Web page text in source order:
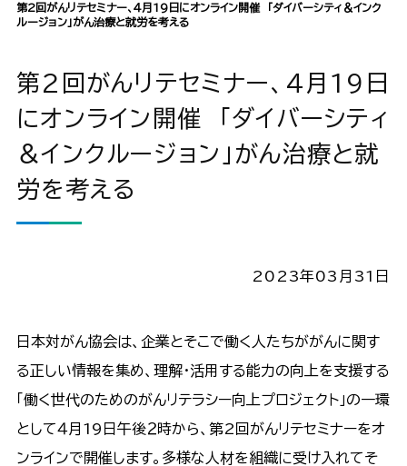
第2回がんリテセミナー、４月19日にオンライン開催 「ダイバーシティ＆インク
ルージョン」がん治療と就労を考える
第2回がんリテセミナー、４月19日
にオンライン開催 「ダイバーシティ
＆インクルージョン」がん治療と就
労を考える
2023年03月31日
日本対がん協会は、企業とそこで働く人たちががんに関す
る正しい情報を集め、理解・活用する能力の向上を支援する
「働く世代のためのがんリテラシー向上プロジェクト」の一環
として４月19日午後２時から、第2回がんリテセミナーをオ
ンラインで開催します。多様な人材を組織に受け入れてそ